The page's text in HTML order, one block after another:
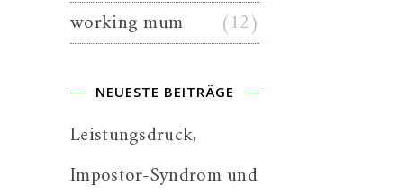
working mum
(12)
NEUESTE BEITRÄGE
Leistungsdruck,
Impostor-Syndrom und